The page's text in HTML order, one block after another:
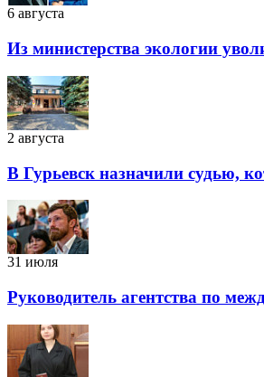
6 августа
Из министерства экологии
2 августа
В Гурьевск назначили судью,
31 июля
Руководитель агентства по